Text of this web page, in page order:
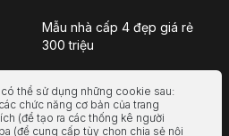
Mẫu nhà cấp 4 đẹp giá rẻ
300 triệu
Nhà container
thể sử dụng những cookie sau:
chức năng cơ bản của trang
(để tạo ra các thống kê người
(để cung cấp tùy chọn chia sẻ nội